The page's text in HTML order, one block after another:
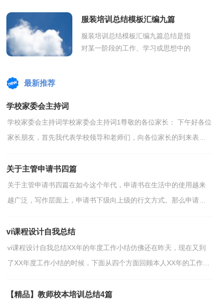
做出带有规律性结论的书面材料，他
服装培训总结模板汇编九篇
服装培训总结模板汇编九篇总结是指
对某一阶段的工作、学习或思想中的
最新推荐
学校家委会主持词
学校家委会主持词学校家委会主持词1尊敬的各位家长： 下午好各位
家长朋友，首先我代表学校领导和老师们，向各位家长的到来表示
关于主管申请书四篇
关于主管申请书四篇在如今这个年代，申请书在生活中的使用越来
越广泛，写作层面上，申请书下级向上级的行文方式。那么申请书
vi课程设计自我总结
vi课程设计自我总结XX年的年度工作小结仿佛还在昨天，现在又到
了XX年度工作小结的时候，下面从四个方面回顾本人XX年的工作。
【精品】教师校本培训总结4篇